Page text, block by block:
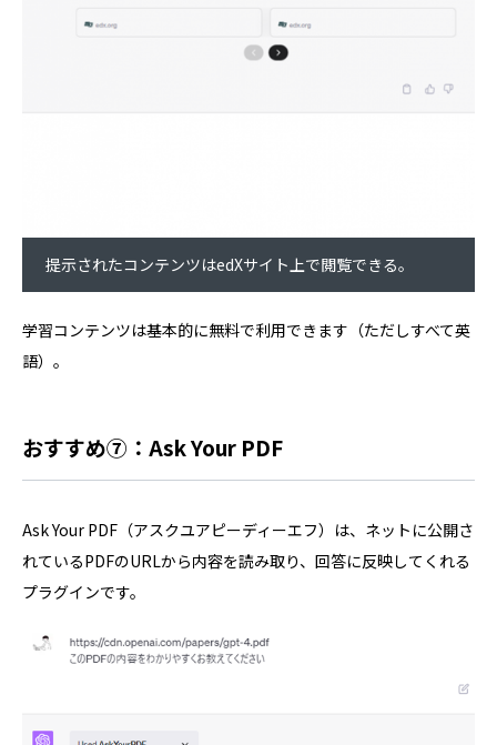
提示されたコンテンツはedXサイト上で閲覧できる。
学習コンテンツは基本的に無料で利用できます（ただしすべて英
語）。
おすすめ⑦：Ask Your PDF
Ask Your PDF（アスクユアピーディーエフ）は、ネットに公開さ
れているPDFのURLから内容を読み取り、回答に反映してくれる
プラグインです。